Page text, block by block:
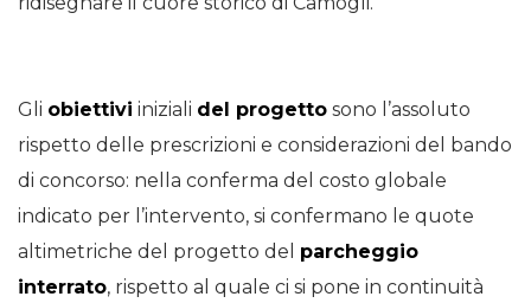
Gli obiettivi iniziali del progetto sono l’assoluto
rispetto delle prescrizioni e considerazioni del bando
di concorso: nella conferma del costo globale
indicato per l’intervento, si confermano le quote
altimetriche del progetto del parcheggio
interrato, rispetto al quale ci si pone in continuità